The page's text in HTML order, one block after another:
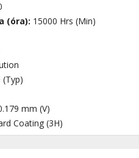
(óra): 15000 Hrs (Min)
(Typ)
mm (V)
Coating (3H)